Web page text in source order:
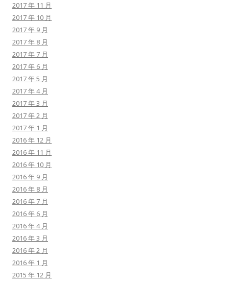
2017 年 11 月
2017 年 10 月
2017 年 9 月
2017 年 8 月
2017 年 7 月
2017 年 6 月
2017 年 5 月
2017 年 4 月
2017 年 3 月
2017 年 2 月
2017 年 1 月
2016 年 12 月
2016 年 11 月
2016 年 10 月
2016 年 9 月
2016 年 8 月
2016 年 7 月
2016 年 6 月
2016 年 4 月
2016 年 3 月
2016 年 2 月
2016 年 1 月
2015 年 12 月